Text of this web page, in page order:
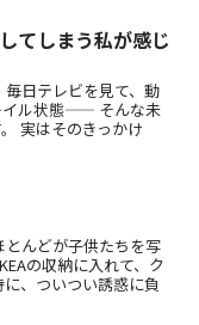
てしまう私が感じ
日テレビを見て、動
イル状態—— そんな未
実はそのきっかけ
んどが子供たちを写
の収納に入れて、ク
、ついつい誘惑に負